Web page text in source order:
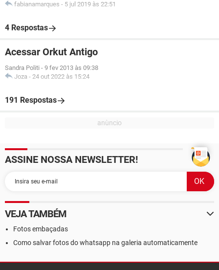
fabianamarques - 5 jul 2019 às 22:51
4 Respostas
Acessar Orkut Antigo
Sandra Politi - 9 fev 2013 às 09:38
Joza - 24 out 2022 às 15:24
191 Respostas
ASSINE NOSSA NEWSLETTER!
VEJA TAMBÉM
Fotos embaçadas
Como salvar fotos do whatsapp na galeria automaticamente